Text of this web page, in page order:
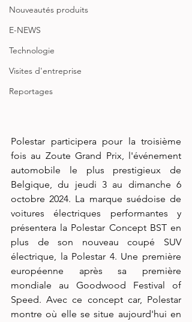
Nouveautés produits
E-NEWS
Technologie
Visites d'entreprise
Reportages
Polestar participera pour la troisième
fois au Zoute Grand Prix, l'événement
automobile le plus prestigieux de
Belgique, du jeudi 3 au dimanche 6
octobre 2024. La marque suédoise de
voitures électriques performantes y
présentera la Polestar Concept BST en
plus de son nouveau coupé SUV
électrique, la Polestar 4. Une première
européenne après sa première
mondiale au Goodwood Festival of
Speed. Avec ce concept car, Polestar
montre où elle se situe aujourd'hui en